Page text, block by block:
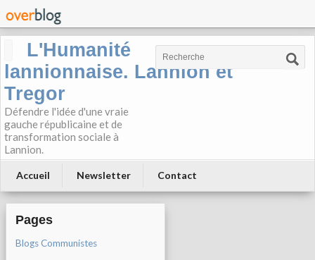
L'Humanité
lannionnaise. Lannion et
Tregor
Défendre l'idée d'une vraie
gauche républicaine et de
transformation sociale à
Lannion.
Accueil Newsletter Contact
Pages
Blogs Communistes